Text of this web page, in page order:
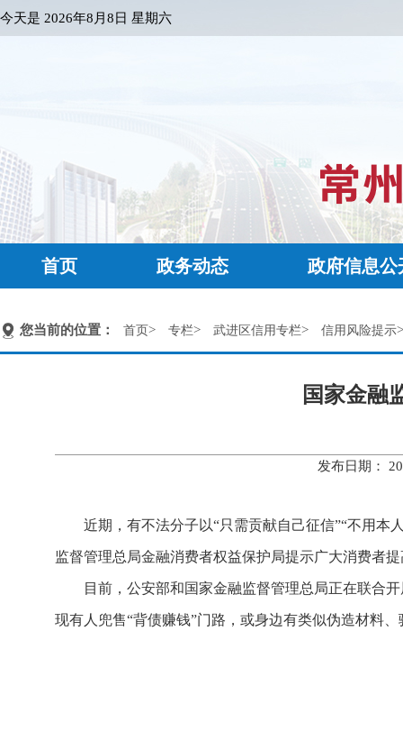
今天是 2026年8月8日 星期六
首页 政务动态 政府信息公
您当前的位置： 首页> 专栏> 武进区信用专栏> 信用风险提示
国家金融
发布日期：
近期，有不法分子以“只需贡献自己征信”“不用本
监督管理总局金融消费者权益保护局提示广大消费者
目前，公安部和国家金融监督管理总局正在联合
现有人兜售“背债赚钱”门路，或身边有类似伪造材料